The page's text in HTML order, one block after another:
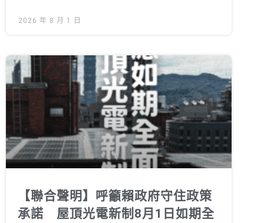
2026 年 8 月 1 日
【聯合聲明】呼籲賴政府守住政策
承諾 屋頂光電新制8月1日如期全